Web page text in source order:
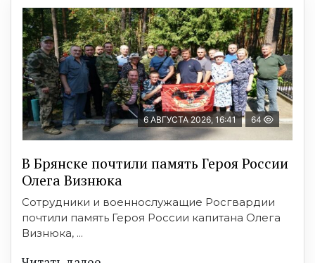
6 АВГУСТА 2026, 16:41 64
В Брянске почтили память Героя России
Олега Визнюка
Сотрудники и военнослужащие Росгвардии
почтили память Героя России капитана Олега
Визнюка, ...